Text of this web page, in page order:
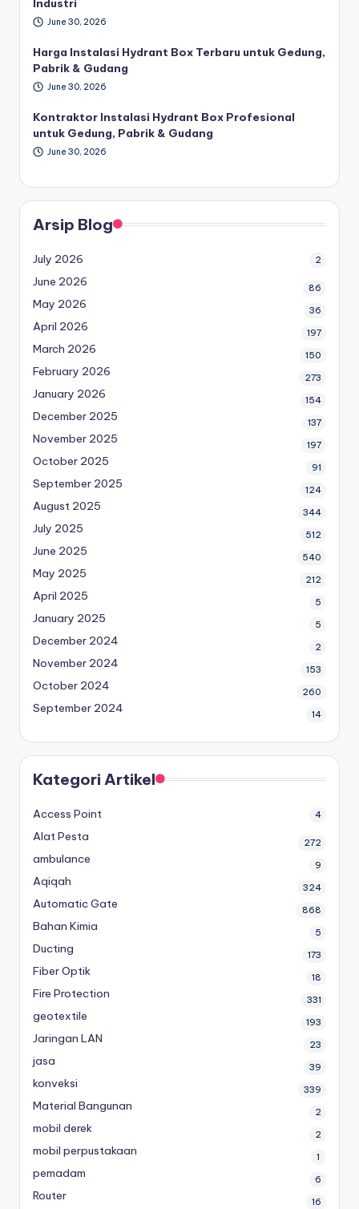
Industri
June 30, 2026
Harga Instalasi Hydrant Box Terbaru untuk Gedung,
Pabrik & Gudang
June 30, 2026
Kontraktor Instalasi Hydrant Box Profesional
untuk Gedung, Pabrik & Gudang
June 30, 2026
Arsip Blog
July 2026 2
June 2026 86
May 2026 36
April 2026 197
March 2026 150
February 2026 273
January 2026 154
December 2025 137
November 2025 197
October 2025 91
September 2025 124
August 2025 344
July 2025 512
June 2025 540
May 2025 212
April 2025 5
January 2025 5
December 2024 2
November 2024 153
October 2024 260
September 2024 14
Kategori Artikel
Access Point 4
Alat Pesta 272
ambulance 9
Aqiqah 324
Automatic Gate 868
Bahan Kimia 5
Ducting 173
Fiber Optik 18
Fire Protection 331
geotextile 193
Jaringan LAN 23
jasa 39
konveksi 339
Material Bangunan 2
mobil derek 2
mobil perpustakaan 1
pemadam 6
Router 16